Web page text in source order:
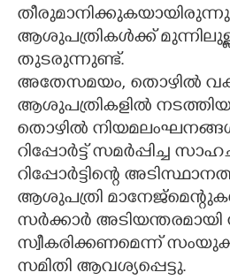
ആശുപത്രികൾക്ക്
തുടരുന്നുണ്ട്.
അതേസമയം, തൊഴിൽ
ആശുപത്രികളിൽ
തൊഴിൽ
റിപ്പോർട്ട് സമർപ്പിച്ച
റിപ്പോർട്ടിന്റെ
ആശുപത്രി
സർക്കാർ
സ്വീകരിക്കണമെന്ന്
സമിതി ആവശ്യപ്പെട്ടു.